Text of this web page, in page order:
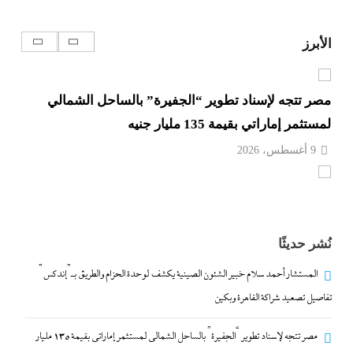
الأبرز
الديد تايم بعد الاستنزاف الإيرانى: تعليمات قاهرة للمصانع
العسكرية الأمريكية لإنقاذ الجيش مع الحرب القادمة
9 أغسطس، 2026
وزير الخارجية التركى يفجرها وسط الصمت المصري:
9 أغسطس، 2026
المستشار أحمد سلام خبير الشئون الصينية يكشف لوحدة
القاهرة وبكين
نُشر حديثًا
المستشار أحمد سلام خبير الشئون الصينية يكشف لوحدة الحزام والطريق بـ”إندكس”
تفاصيل تصعيد شراكة القاهرة وبكين
مصر تتجه لإسناد تطوير “الجفيرة” بالساحل الشمالي لمستثمر إماراتي بقيمة 135 مليار